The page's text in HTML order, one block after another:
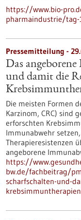
https://www.bio-
pharmaindustrie/tag-
Pressemitteilung -
Das
und damit die
Die meisten Formen
Karzinom, CRC) sind
erforschten
Immunabwehr
Therapieresistenzen
angeborene
https://
bw.de/fachbeitrag/
scharfschalten-und-